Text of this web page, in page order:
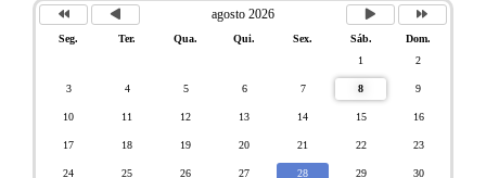
agosto 2026
Seg. Ter. Qua. Qui. Sex. Sáb.
Dom.
1
2
3 4 5 6 7 8 9
10 11 12 13 14 15 16
17 18 19 20 21 22 23
24 25 26 27 28 29 30